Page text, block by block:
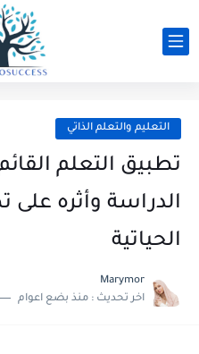
التعليم والتعلم الذاتي
تطبيق التعلم
الدراسة وأثره على
الحياتية
Marymor
اخر تحديث : منذ بضع اعوام